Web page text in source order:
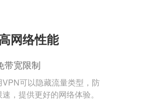
网络性能
带宽限制
VPN可以隐藏流量类型，防
速，提供更好的网络体验。